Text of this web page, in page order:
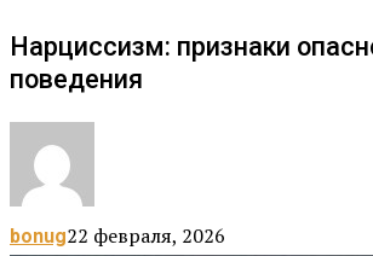
Нарциссизм: признаки
поведения
bonug22 февраля, 2026